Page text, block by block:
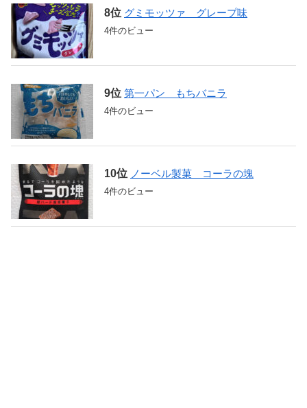
グミモッツァ グレープ味
4件のビュー
第一パン もちバニラ
4件のビュー
ノーベル製菓 コーラの塊
4件のビュー